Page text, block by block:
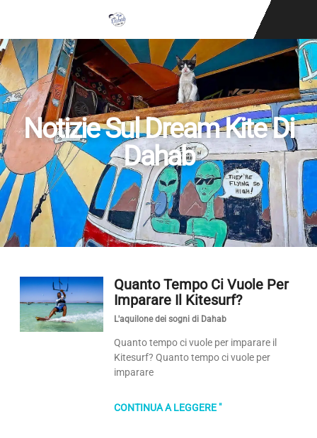
Notizie Sul Dream Kite Di
Dahab
Quanto Tempo Ci Vuole Per
Imparare Il Kitesurf?
L'aquilone dei sogni di Dahab
Quanto tempo ci vuole per imparare il
Kitesurf? Quanto tempo ci vuole per
imparare
CONTINUA A LEGGERE "